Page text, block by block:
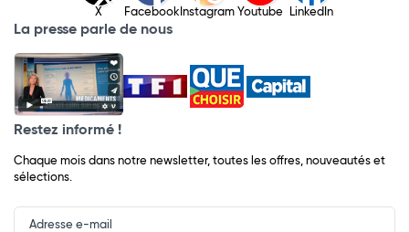
X Facebook Instagram Youtube LinkedIn
La presse parle de nous
Restez informé !
Chaque mois dans notre newsletter, toutes les offres, nouveautés et
sélections.
Input
Newsletter